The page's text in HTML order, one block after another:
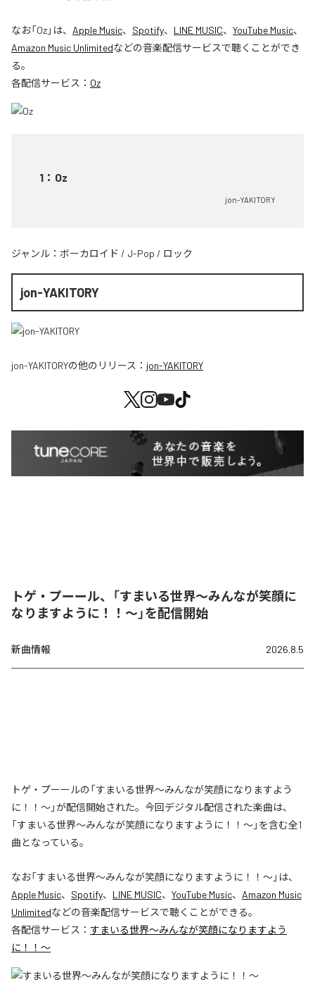
なお「Oz」は、 Apple Music、 Spotify、 LINE MUSIC、 YouTube Music、
Amazon Music Unlimitedなどの音楽配信サービスで聴くことができ
る。
各配信サービス： Oz
1 ： Oz
jon-YAKITORY
ジャンル： ボーカロイド / J-Pop / ロック
jon-YAKITORY
jon-YAKITORYの他のリリース： jon-YAKITORY
トゲ・プーール、「すまいる世界〜みんなが笑顔に
なりますように！！〜」を配信開始
新曲情報 2026.8.5
トゲ・プーールの「すまいる世界〜みんなが笑顔になりますよう
に！！〜」が配信開始された。今回デジタル配信された楽曲は、
「すまいる世界〜みんなが笑顔になりますように！！〜」を含む全1
曲となっている。
なお「すまいる世界〜みんなが笑顔になりますように！！〜」は、
Apple Music、 Spotify、 LINE MUSIC、 YouTube Music、 Amazon Music
Unlimitedなどの音楽配信サービスで聴くことができる。
各配信サービス： すまいる世界〜みんなが笑顔になりますよう
に！！〜